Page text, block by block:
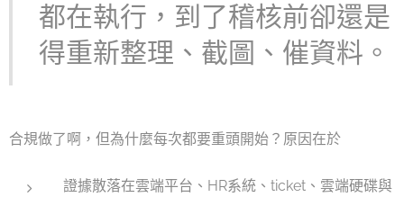
都在執行，到了稽核前卻還是
得重新整理、截圖、催資料。
合規做了啊，但為什麼每次都要重頭開始？原因在於
證據散落在雲端平台、HR系統、ticket、雲端硬碟與